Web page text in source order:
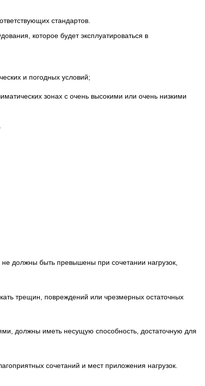
стандартов.
которое будет эксплуатироваться в
и погодных условий;
зонах с очень высокими или очень низкими
должны быть превышены при сочетании нагрузок,
трещин, повреждений или чрезмерных остаточных
должны иметь несущую способность, достаточную для
сочетаний и мест приложения нагрузок.